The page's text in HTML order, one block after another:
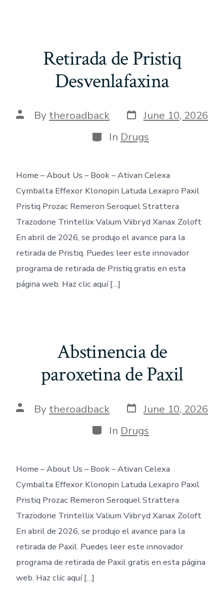
Retirada de Pristiq
Desvenlafaxina
Post
author
By theroadback Post
date
June 10, 2026
Categories
In Drugs
Home – About Us – Book – Ativan Celexa
Cymbalta Effexor Klonopin Latuda Lexapro Paxil
Pristiq Prozac Remeron Seroquel Strattera
Trazodone Trintellix Valium Viibryd Xanax Zoloft
En abril de 2026, se produjo el avance para la
retirada de Pristiq. Puedes leer este innovador
programa de retirada de Pristiq gratis en esta
página web. Haz clic aquí […]
Abstinencia de
paroxetina de Paxil
Post
author
By theroadback Post
date
June 10, 2026
Categories
In Drugs
Home – About Us – Book – Ativan Celexa
Cymbalta Effexor Klonopin Latuda Lexapro Paxil
Pristiq Prozac Remeron Seroquel Strattera
Trazodone Trintellix Valium Viibryd Xanax Zoloft
En abril de 2026, se produjo el avance para la
retirada de Paxil. Puedes leer este innovador
programa de retirada de Paxil gratis en esta página
web. Haz clic aquí […]